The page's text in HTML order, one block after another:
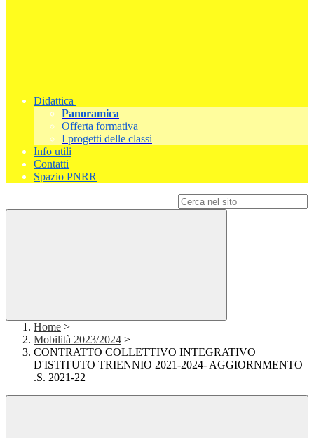
Didattica
Panoramica
Offerta formativa
I progetti delle classi
Info utili
Contatti
Spazio PNRR
Home >
Mobilità 2023/2024 >
CONTRATTO COLLETTIVO INTEGRATIVO
D'ISTITUTO TRIENNIO 2021-2024- AGGIORNMENTO
.S. 2021-22